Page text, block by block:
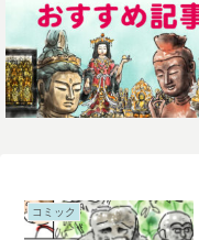
コミック